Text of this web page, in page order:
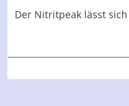
Der Nitritpeak lässt